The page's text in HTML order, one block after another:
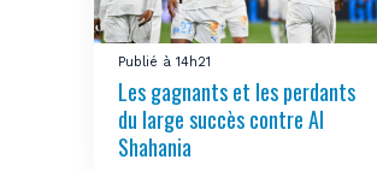
Publié à 14h21
Les gagnants et les perdants
du large succès contre Al
Shahania